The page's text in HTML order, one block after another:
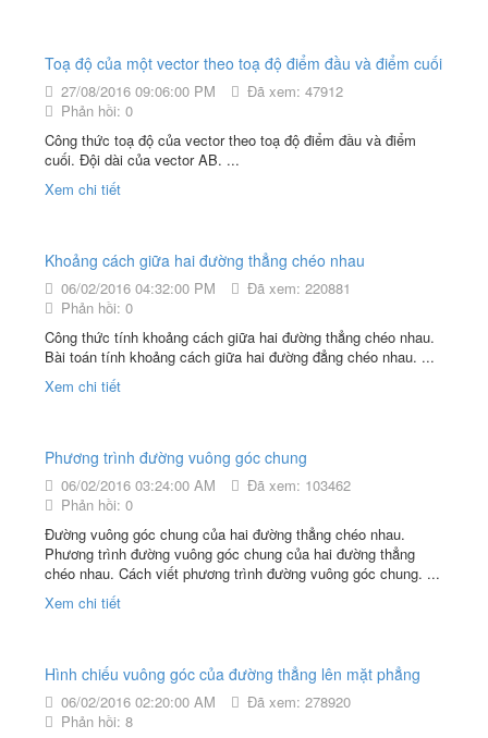
Toạ độ của một vector theo toạ độ điểm đầu và điểm cuối
27/08/2016 09:06:00 PM
Đã xem: 47912
Phản hồi: 0
Công thức toạ độ của vector theo toạ độ điểm đầu và điểm
cuối. Đội dài của vector AB. ...
Xem chi tiết
Khoảng cách giữa hai đường thẳng chéo nhau
06/02/2016 04:32:00 PM
Đã xem: 220881
Phản hồi: 0
Công thức tính khoảng cách giữa hai đường thẳng chéo nhau.
Bài toán tính khoảng cách giữa hai đường đẳng chéo nhau. ...
Xem chi tiết
Phương trình đường vuông góc chung
06/02/2016 03:24:00 AM
Đã xem: 103462
Phản hồi: 0
Đường vuông góc chung của hai đường thẳng chéo nhau.
Phương trình đường vuông góc chung của hai đường thẳng
chéo nhau. Cách viết phương trình đường vuông góc chung. ...
Xem chi tiết
Hình chiếu vuông góc của đường thẳng lên mặt phẳng
06/02/2016 02:20:00 AM
Đã xem: 278920
Phản hồi: 8